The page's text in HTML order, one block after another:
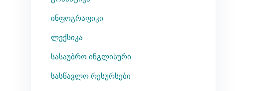
ინფოგრაფიკი
ლექსიკა
სასაუბრო ინგლისური
სასწავლო რესურსები